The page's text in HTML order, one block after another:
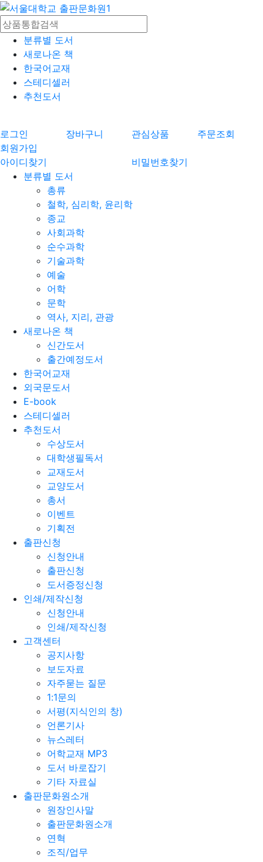
분류별 도서
새로나온 책
한국어교재
스테디셀러
추천도서
로그인 장바구니 관심상품
주문조회
회원가입
아이디찾기
비밀번호찾기
분류별 도서
총류
철학, 심리학, 윤리학
종교
사회과학
순수과학
기술과학
예술
어학
문학
역사, 지리, 관광
새로나온 책
신간도서
출간예정도서
한국어교재
외국문도서
E-book
스테디셀러
추천도서
수상도서
대학생필독서
교재도서
교양도서
총서
이벤트
기획전
출판신청
신청안내
출판신청
도서증정신청
인쇄/제작신청
신청안내
인쇄/제작신청
고객센터
공지사항
보도자료
자주묻는 질문
1:1문의
서평(지식인의 창)
언론기사
뉴스레터
어학교재 MP3
도서 바로잡기
기타 자료실
출판문화원소개
원장인사말
출판문화원소개
연혁
조직/업무